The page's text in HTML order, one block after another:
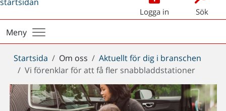
Logga in Sök
Meny
Du
är
här:
Startsida Om oss
Aktuellt för dig i branschen
Vi förenklar för att få fler snabbladdstationer